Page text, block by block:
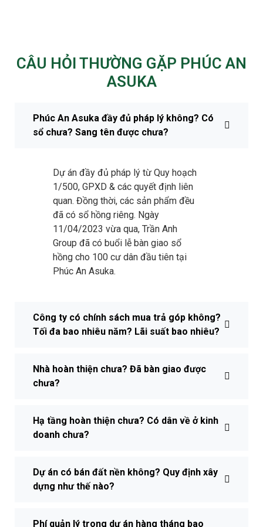
CÂU HỎI THƯỜNG GẶP PHÚC AN
ASUKA
Phúc An Asuka đầy đủ pháp lý không? Có
sổ chưa? Sang tên được chưa?
Dự án đầy đủ pháp lý từ Quy hoạch
1/500, GPXD & các quyết định liên
quan. Đồng thời, các sản phẩm đều
đã có sổ hồng riêng. Ngày
11/04/2023 vừa qua, Trần Anh
Group đã có buổi lễ bàn giao sổ
hồng cho 100 cư dân đầu tiên tại
Phúc An Asuka.
Công ty có chính sách mua trả góp không?
Tối đa bao nhiêu năm? Lãi suất bao nhiêu?
Nhà hoàn thiện chưa? Đã bàn giao được
chưa?
Hạ tầng hoàn thiện chưa? Có dân về ở kinh
doanh chưa?
Dự án có bán đất nền không? Quy định xây
dựng như thế nào?
Phí quản lý trong dự án hàng tháng bao